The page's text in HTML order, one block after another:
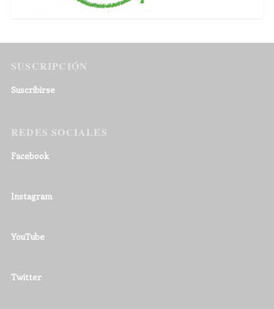
SUSCRIPCIÓN
Suscribirse
REDES SOCIALES
Facebook
Instagram
YouTube
Twitter